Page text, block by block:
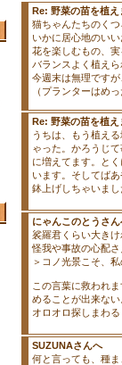
Re: 野菜の苗を植え
猫ちゃんたちのく
いかに居心地のい
花を楽しむもの、
バランスよく植え
今週末は無理です
（プランターはめ
Re: 野菜の苗を植え
うちは、もう植え
ゃった。かろうじ
に増えてます。と
います。そしてば
鉢上げしちゃいま
にゃんこのとうさん
裟羅君くらい大き
怪我や事故の心配
＞コノ光景こそ、
この言葉に救われ
めることが出来ない
オロオロ探しまわ
SUZUNAさんへ
何と言っても、種